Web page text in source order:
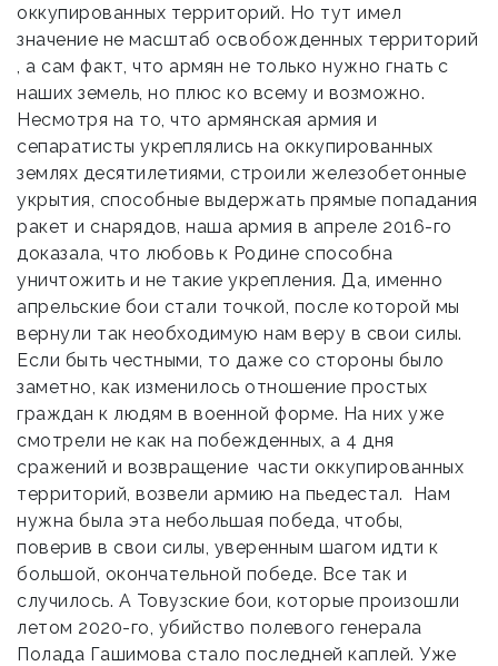
оккупированных территорий. Но тут имел
значение не масштаб освобожденных территорий
, а сам факт, что армян не только нужно гнать с
наших земель, но плюс ко всему и возможно.
Несмотря на то, что армянская армия и
сепаратисты укреплялись на оккупированных
землях десятилетиями, строили железобетонные
укрытия, способные выдержать прямые попадания
ракет и снарядов, наша армия в апреле 2016-го
доказала, что любовь к Родине способна
уничтожить и не такие укрепления. Да, именно
апрельские бои стали точкой, после которой мы
вернули так необходимую нам веру в свои силы.
Если быть честными, то даже со стороны было
заметно, как изменилось отношение простых
граждан к людям в военной форме. На них уже
смотрели не как на побежденных, а 4 дня
сражений и возвращение части оккупированных
территорий, возвели армию на пьедестал. Нам
нужна была эта небольшая победа, чтобы,
поверив в свои силы, уверенным шагом идти к
большой, окончательной победе. Все так и
случилось. А Товузские бои, которые произошли
летом 2020-го, убийство полевого генерала
Полада Гашимова стало последней каплей. Уже